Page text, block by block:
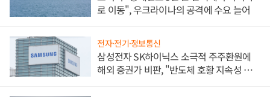
로 이동", 우크라이나의 공격에 수요 늘어
전자·전기·정보통신
삼성전자 SK하이닉스 소극적 주주환원에
해외 증권가 비판, "반도체 호황 지속성 의